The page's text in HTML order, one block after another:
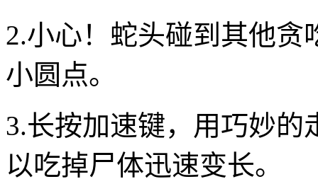
2.小心！蛇头碰到其他
小圆点。
3.长按加速键，用巧妙
以吃掉尸体迅速变长。